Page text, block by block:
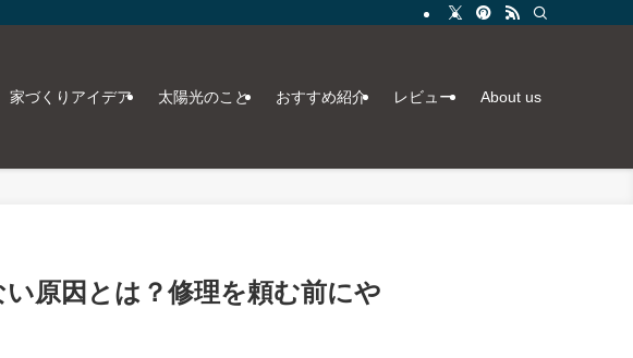
家づくりアイデア 太陽光のこと おすすめ紹介 レビュー About us
原因とは？修理を頼む前にや